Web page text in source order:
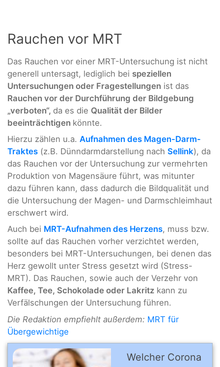
Rauchen vor MRT
Das Rauchen vor einer MRT-Untersuchung ist nicht
generell untersagt, lediglich bei speziellen
Untersuchungen oder Fragestellungen ist das
Rauchen vor der Durchführung der Bildgebung
„verboten“, da es die Qualität der Bilder
beeinträchtigen könnte.
Hierzu zählen u.a. Aufnahmen des Magen-Darm-
Traktes (z.B. Dünndarmdarstellung nach Sellink), da
das Rauchen vor der Untersuchung zur vermehrten
Produktion von Magensäure führt, was mitunter
dazu führen kann, dass dadurch die Bildqualität und
die Untersuchung der Magen- und Darmschleimhaut
erschwert wird.
Auch bei MRT-Aufnahmen des Herzens, muss bzw.
sollte auf das Rauchen vorher verzichtet werden,
besonders bei MRT-Untersuchungen, bei denen das
Herz gewollt unter Stress gesetzt wird (Stress-
MRT). Das Rauchen, sowie auch der Verzehr von
Kaffee, Tee, Schokolade oder Lakritz kann zu
Verfälschungen der Untersuchung führen.
Die Redaktion empfiehlt außerdem: MRT für
Übergewichtige
Welcher Corona